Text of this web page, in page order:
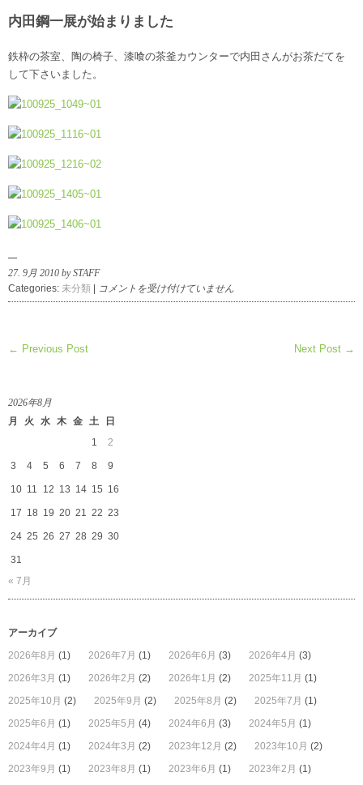
内田鋼一展が始まりました
鉄枠の茶室、陶の椅子、漆喰の茶釜カウンターで内田さんがお茶だてを
して下さいました。
27. 9月 2010 by STAFF
Categories: 未分類
内
田
ま
コメントを受け付けていません
← Previous Post Next Post →
2026年8月
月
火 水 木 金 土
日
1
2
3 4 5 6 7 8 9
10 11 12 13 14 15 16
17 18 19 20 21 22 23
24 25 26 27 28 29 30
31
« 7月
アーカイブ
2026年8月 (1) 2026年7月 (1) 2026年6月 (3) 2026年4月 (3)
2026年3月 (1) 2026年2月 (2) 2026年1月 (2) 2025年11月 (1)
2025年10月 (2) 2025年9月 (2) 2025年8月 (2) 2025年7月 (1)
2025年6月 (1) 2025年5月 (4) 2024年6月 (3) 2024年5月 (1)
2024年4月 (1) 2024年3月 (2) 2023年12月 (2) 2023年10月 (2)
2023年9月 (1) 2023年8月 (1) 2023年6月 (1) 2023年2月 (1)